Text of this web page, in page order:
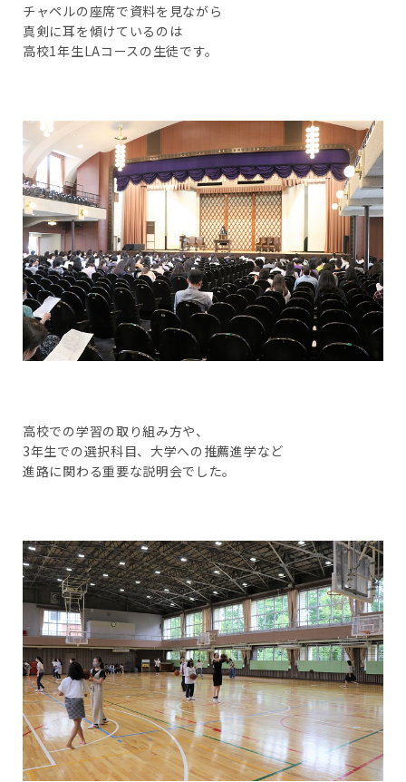
チャペルの座席で資料を見ながら
真剣に耳を傾けているのは
高校1年生LAコースの生徒です。
高校での学習の取り組み方や、
3年生での選択科目、大学への推薦進学など
進路に関わる重要な説明会でした。